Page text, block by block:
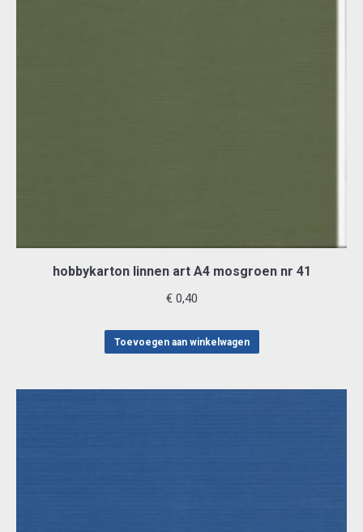
hobbykarton linnen art A4 mosgroen nr 41
€0,40
Toevoegen aan winkelwagen